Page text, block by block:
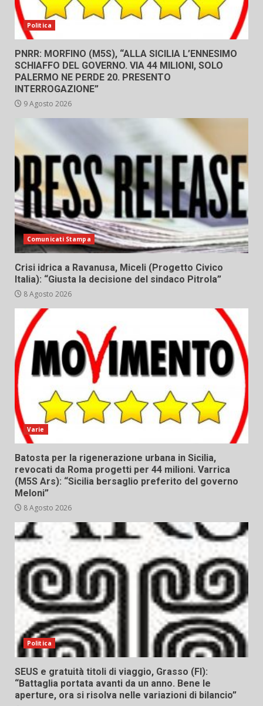
Politica
PNRR: MORFINO (M5S), “ALLA SICILIA L’ENNESIMO
SCHIAFFO DEL GOVERNO. VIA 44 MILIONI, SOLO
PALERMO NE PERDE 20. PRESENTO
INTERROGAZIONE”
9 Agosto 2026
Comunicati Stampa
Crisi idrica a Ravanusa, Miceli (Progetto Civico
Italia): “Giusta la decisione del sindaco Pitrola”
8 Agosto 2026
Varie
Batosta per la rigenerazione urbana in Sicilia,
revocati da Roma progetti per 44 milioni. Varrica
(M5S Ars): “Sicilia bersaglio preferito del governo
Meloni”
8 Agosto 2026
Politica
SEUS e gratuità titoli di viaggio, Grasso (FI):
“Battaglia portata avanti da un anno. Bene le
aperture, ora si risolva nelle variazioni di bilancio”